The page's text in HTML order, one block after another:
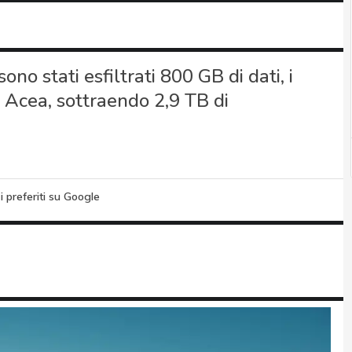
stati esfiltrati 800 GB di dati, i
sottraendo 2,9 TB di
preferiti su Google